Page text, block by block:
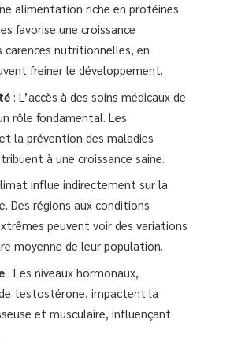
alimentation riche en protéines
favorise une croissance
carences nutritionnelles, en
freiner le développement.
: L’accès à des soins médicaux de
rôle fondamental. Les
la prévention des maladies
à une croissance saine.
influe indirectement sur la
Des régions aux conditions
peuvent voir des variations
moyenne de leur population.
: Les niveaux hormonaux,
testostérone, impactent la
et musculaire, influençant